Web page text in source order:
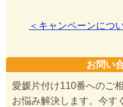
＜キャンペーンにつ
お問い
愛媛片付け110番へのご
お悩み解決します。今す